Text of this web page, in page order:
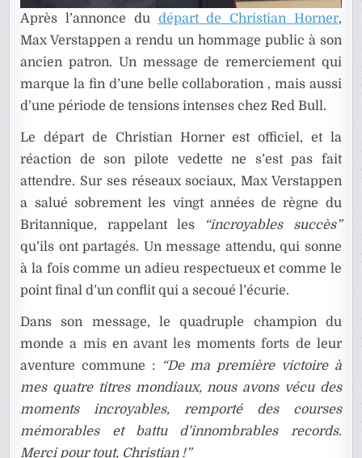
Après l’annonce du départ de Christian Horner,
Max Verstappen a rendu un hommage public à son
ancien patron. Un message de remerciement qui
marque la fin d’une belle collaboration , mais aussi
d’une période de tensions intenses chez Red Bull.
Le départ de Christian Horner est officiel, et la
réaction de son pilote vedette ne s’est pas fait
attendre. Sur ses réseaux sociaux, Max Verstappen
a salué sobrement les vingt années de règne du
Britannique, rappelant les
“incroyables succès”
qu’ils ont partagés. Un message attendu, qui sonne
à la fois comme un adieu respectueux et comme le
point final d’un conflit qui a secoué l’écurie.
Dans son message, le quadruple champion du
monde a mis en avant les moments forts de leur
aventure commune :
“De ma première victoire à
mes quatre titres mondiaux, nous avons vécu des
moments incroyables, remporté des courses
mémorables et battu d’innombrables records.
Merci pour tout, Christian !”